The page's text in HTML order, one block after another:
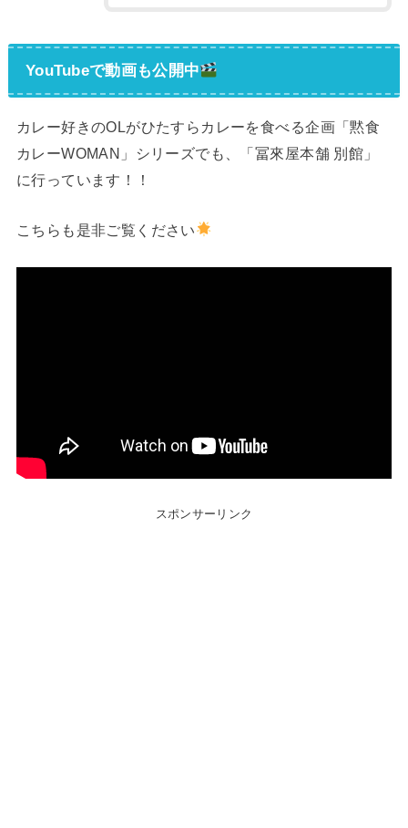
YouTubeで動画も公開中
カレー好きのOLがひたすらカレーを食べる企画「黙食
カレーWOMAN」シリーズでも、「冨來屋本舗 別館」
に行っています！！
こちらも是非ご覧ください
スポンサーリンク